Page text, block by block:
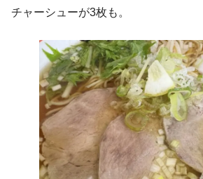
チャーシューが3枚も。